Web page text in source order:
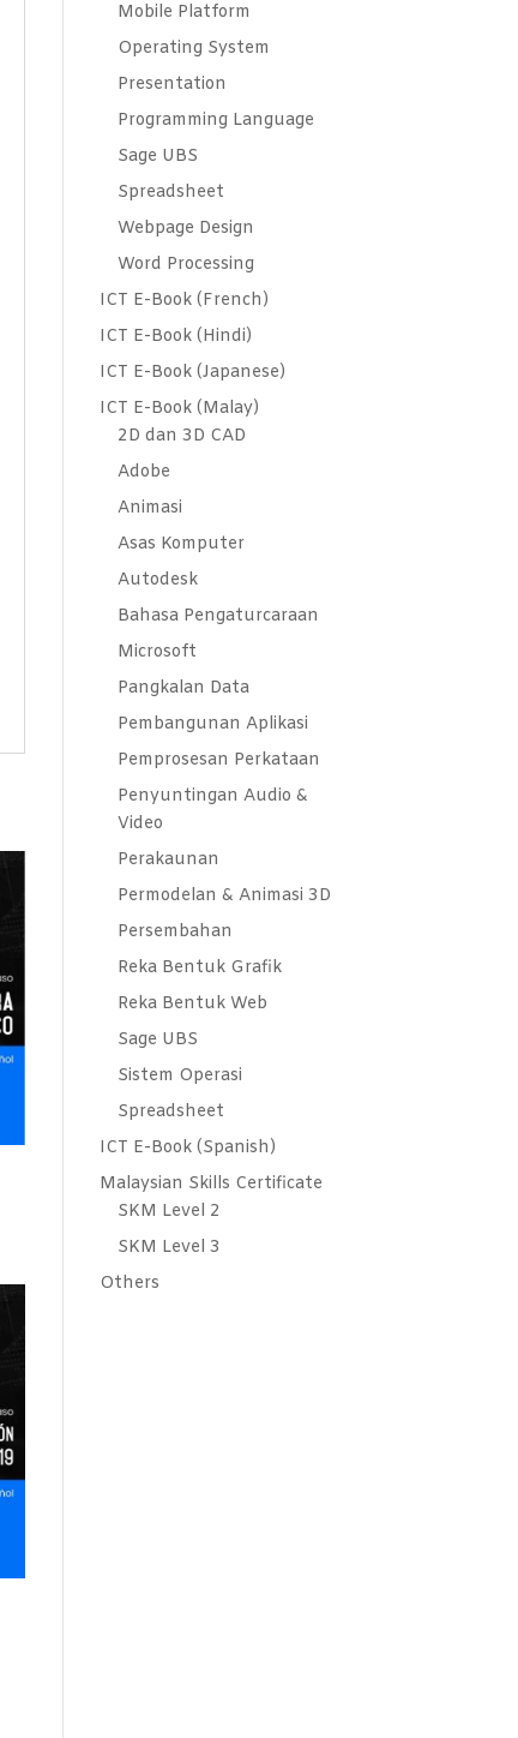
Mobile Platform
Operating System
Presentation
Programming Language
Sage UBS
Spreadsheet
Webpage Design
Word Processing
ICT E-Book (French)
ICT E-Book (Hindi)
ICT E-Book (Japanese)
ICT E-Book (Malay)
2D dan 3D CAD
Adobe
Animasi
Asas Komputer
Autodesk
Bahasa Pengaturcaraan
Microsoft
Pangkalan Data
Pembangunan Aplikasi
Pemprosesan Perkataan
Penyuntingan Audio &
Video
Perakaunan
Permodelan & Animasi 3D
Persembahan
Reka Bentuk Grafik
Reka Bentuk Web
Sage UBS
Sistem Operasi
Spreadsheet
ICT E-Book (Spanish)
Malaysian Skills Certificate
SKM Level 2
SKM Level 3
Others